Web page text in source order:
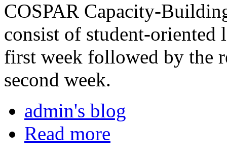
COSPAR Capacity-
consist of student-oriented
first week followed by the
second week.
admin's blog
Read more